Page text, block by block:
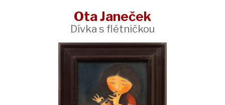
Ota Janeček
Dívka s flétničkou